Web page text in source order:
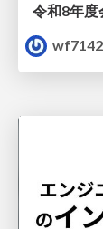
令和8年度